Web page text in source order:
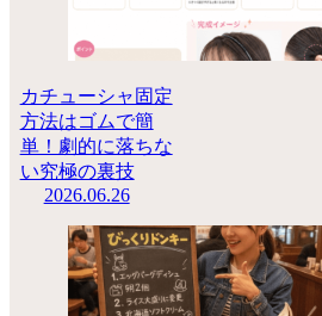
カチューシャ固定
方法はゴムで簡
単！劇的に落ちな
い究極の裏技
2026.06.26